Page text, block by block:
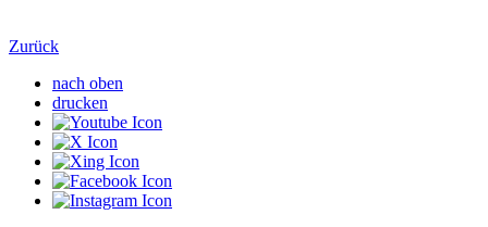
Zurück
nach oben
drucken